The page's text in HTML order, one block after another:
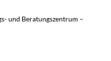
und Beratungszentrum –